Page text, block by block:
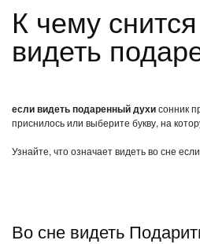
К чему снится если видеть подаренный духи? если
видеть
если видеть подаренный духисонник
приснилось или выберите букву, на
Узнайте, что означает видеть во сне
Во сне видеть